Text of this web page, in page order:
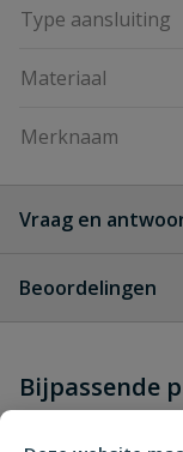
Type aansluiting
Materiaal
Merknaam
Vraag en
dit
Beoordelingen
Schrijf zelf
Bijpassende